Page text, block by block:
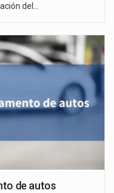
del…
de autos